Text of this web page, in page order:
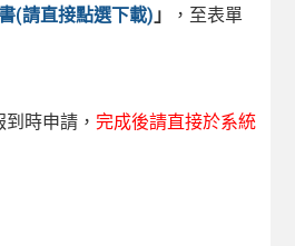
(請直接點選下載) 」
，至表單
時申請， 完成後請直接於系統